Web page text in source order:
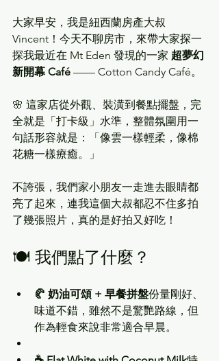
大家早安，我是紐西蘭房產大叔
Vincent！今天不聊房市，來帶大家探一
探我最近在 Mt Eden 發現的一家 超夢幻
新開幕 Café —— Cotton Candy Café。
🌸 這家店從外觀、裝潢到餐點擺盤，完
全就是「打卡級」水準，整體氛圍用一
句話形容就是：「像雲一樣輕柔，像棉
花糖一樣療癒。」
不誇張，我們家小朋友一走進去眼睛都
亮了起來，連我這個大叔都忍不住多拍
了幾張照片，真的是好拍又好吃！
🍽️ 我們點了什麼？
🥐 奶油可頌 + 早餐拼盤份量剛好、
味道不錯，雖然不是驚艷路線，但
作為輕食來說非常適合早晨。